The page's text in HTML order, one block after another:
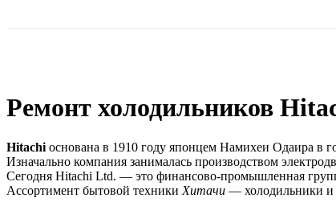
Ремонт холодильников
Hitachi основана в 1910 году японцем Намихеи Одаира в
Изначально компания занималась производством
Сегодня Hitachi Ltd. — это финансово-промышленная
Ассортимент бытовой техники Хитачи — холодильники и